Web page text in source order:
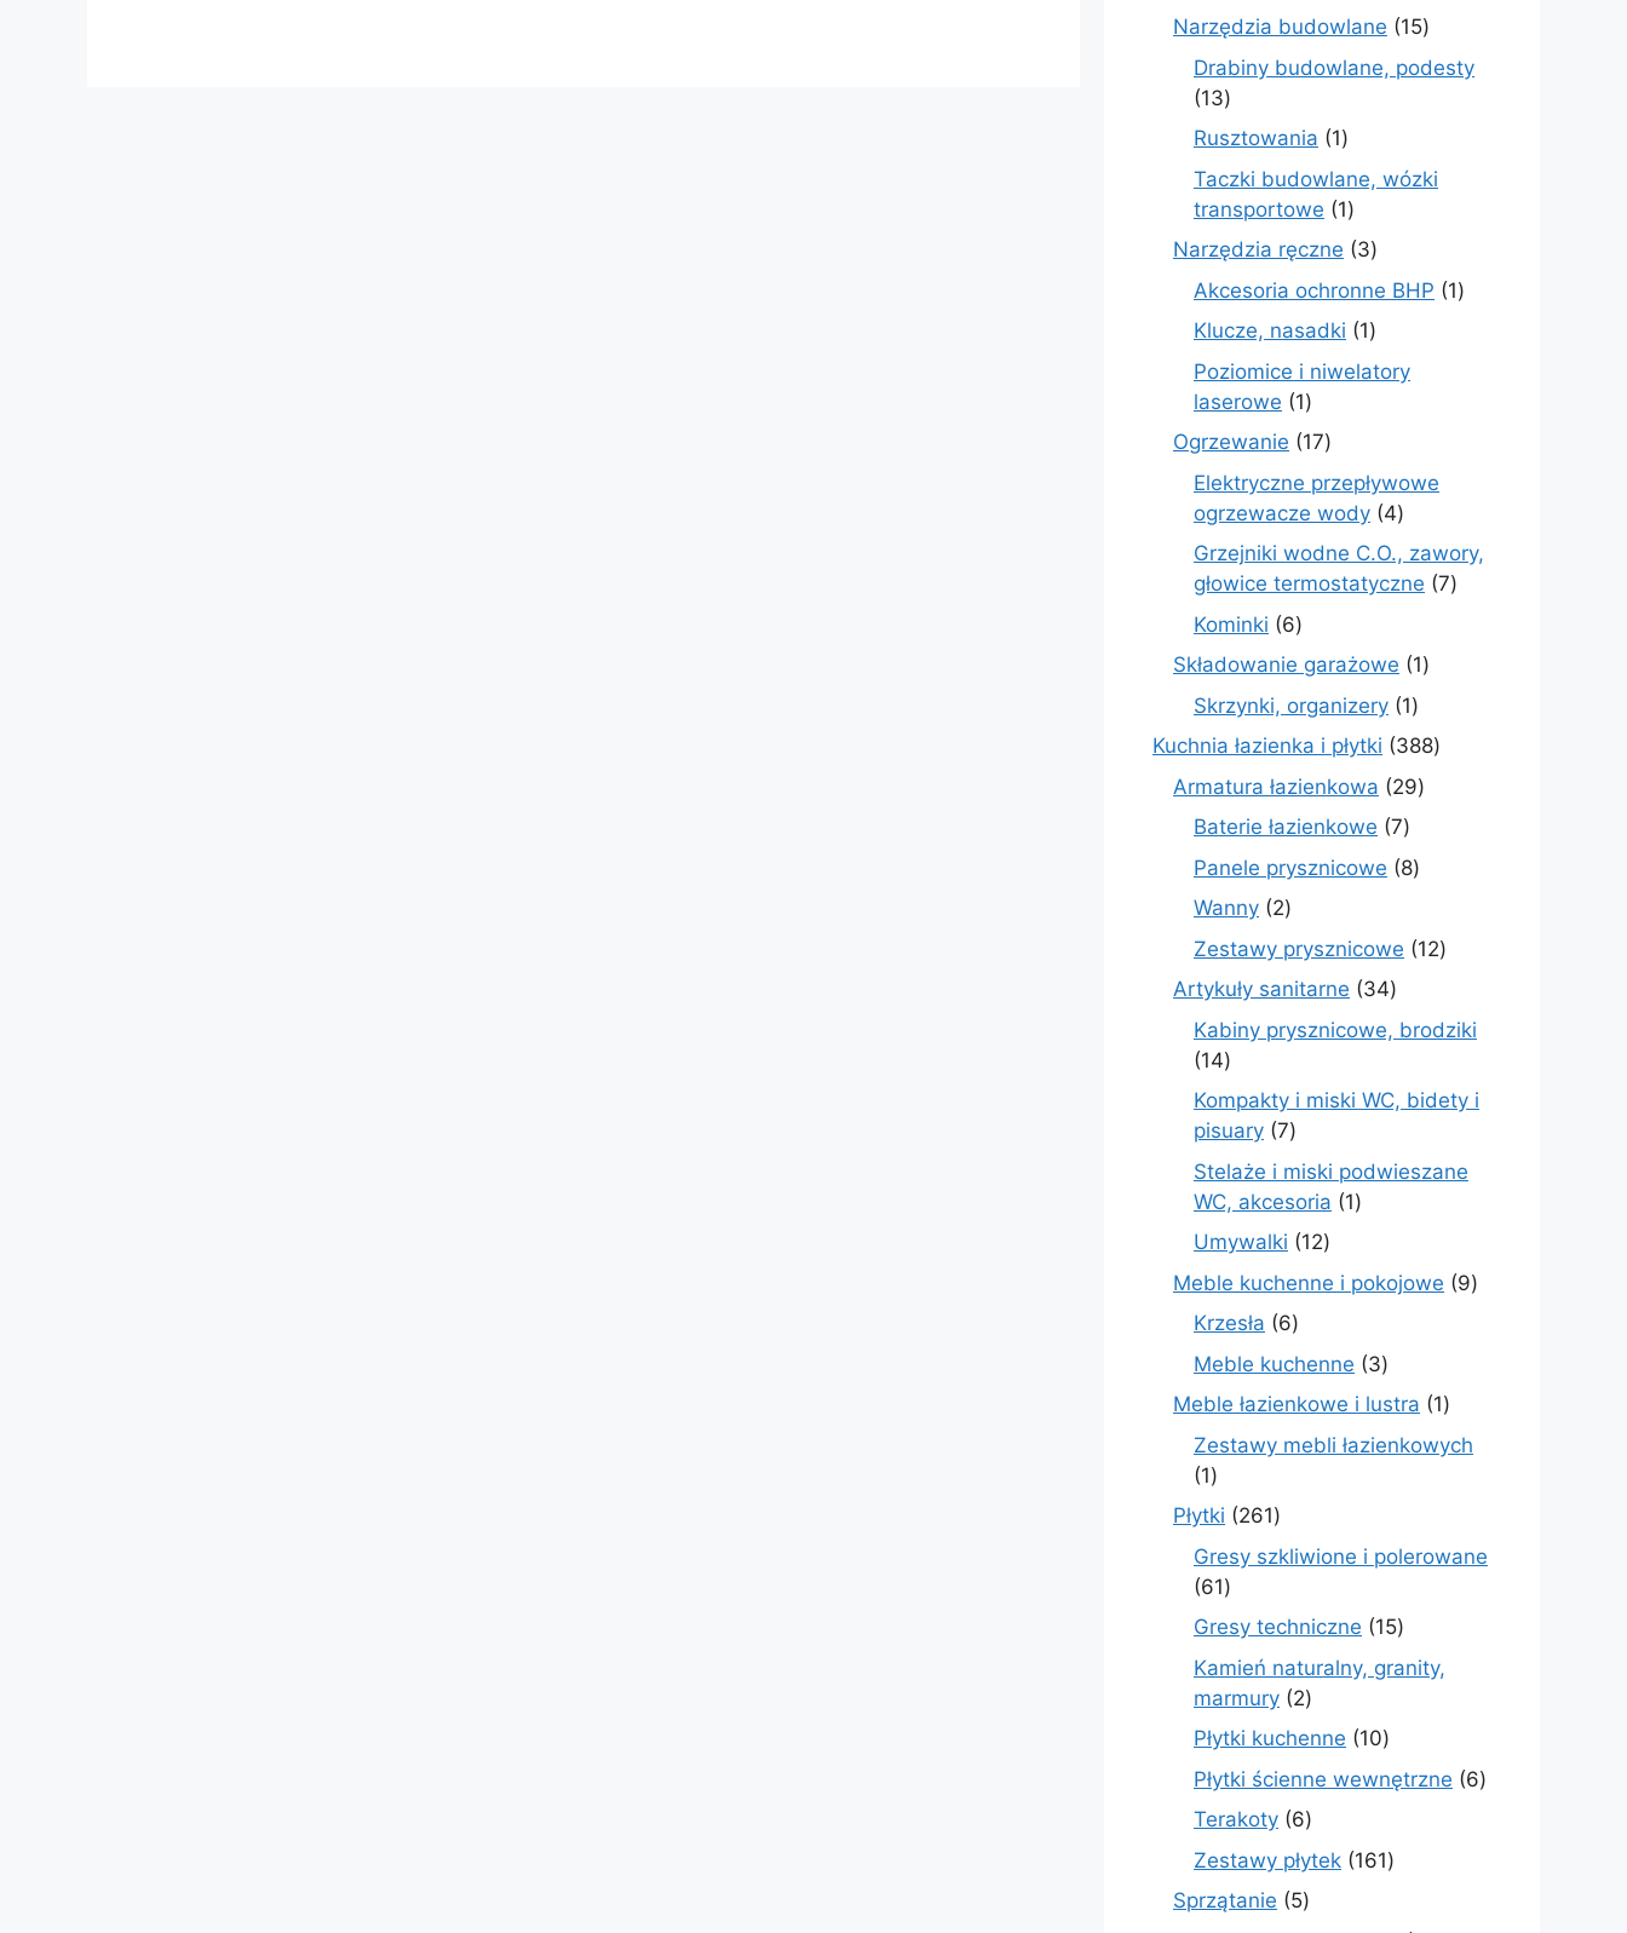
produkty
Narzędzia budowlane 1515
produktów
Drabiny budowlane, podesty
1313
produktów
Rusztowania 11
produkt
Taczki budowlane, wózki
transportowe
11
produkt
Narzędzia ręczne 33
produkty
Akcesoria ochronne BHP 11
Klucze, nasadki 11
produkt
Poziomice i niwelatory
laserowe
11
produkt
Ogrzewanie 1717
produktów
Elektryczne przepływowe
ogrzewacze wody 44
Grzejniki wodne C.O., zawory,
głowice termostatyczne 77
Kominki 66
produktów
Składowanie garażowe 11
Skrzynki, organizery 11
produkt
Kuchnia łazienka i płytki 388388
Armatura łazienkowa 2929
Baterie łazienkowe 77
produktów
Panele prysznicowe 88
Wanny 22
produkty
Zestawy prysznicowe 1212
Artykuły sanitarne 3434
produkty
Kabiny prysznicowe, brodziki
1414
produktów
Kompakty i miski WC, bidety i
pisuary 77
produktów
Stelaże i miski podwieszane
WC, akcesoria
11
Umywalki 1212
produktów
Meble kuchenne i pokojowe 99
Krzesła 66
produktów
Meble kuchenne 33
produkty
Meble łazienkowe i lustra 11
produkt
Zestawy mebli łazienkowych
11
produkt
Płytki 261261
produktów
Gresy szkliwione i polerowane
6161
produktów
Gresy techniczne 1515
produktów
Kamień naturalny, granity,
marmury 22
produkty
Płytki kuchenne 1010
produktów
Płytki ścienne wewnętrzne 66
Terakoty 66
produktów
Zestawy płytek 161161
Sprzątanie 55